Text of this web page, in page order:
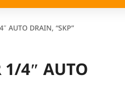
AUTO DRAIN, “SKP”
1/4″ AUTO